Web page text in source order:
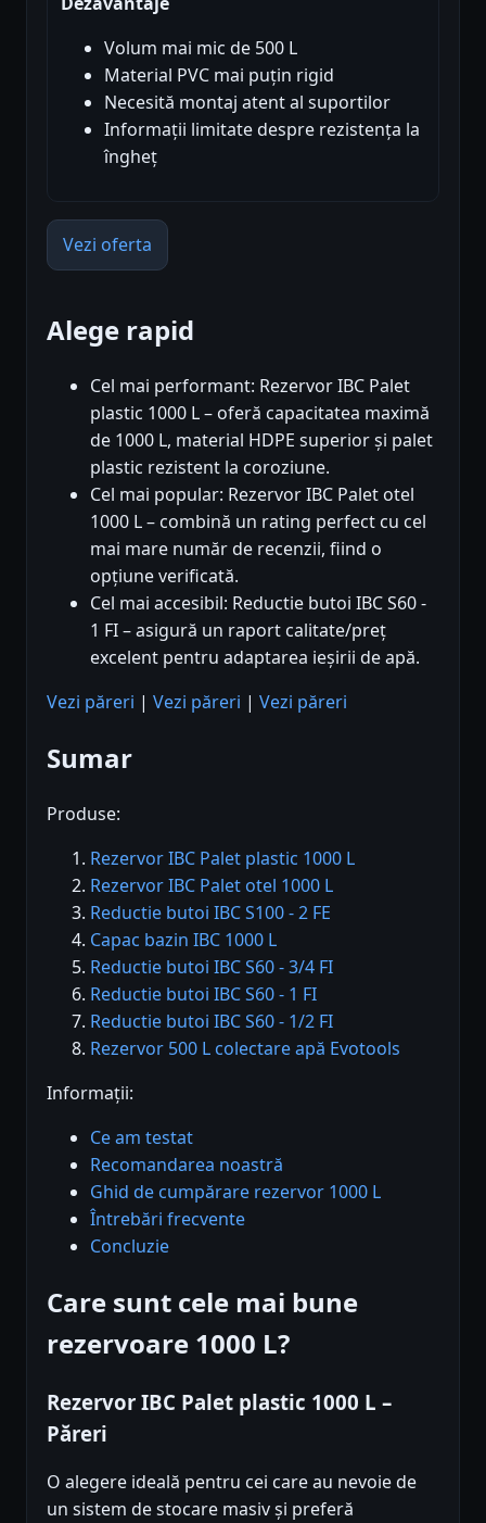
Volum mai mic de 500 L
Material PVC mai puțin rigid
Necesită montaj atent al suportilor
Informații limitate despre rezistența la
îngheț
Vezi oferta
Alege rapid
Cel mai performant: Rezervor IBC Palet
plastic 1000 L – oferă capacitatea maximă
de 1000 L, material HDPE superior și palet
plastic rezistent la coroziune.
Cel mai popular: Rezervor IBC Palet otel
1000 L – combină un rating perfect cu cel
mai mare număr de recenzii, fiind o
opțiune verificată.
Cel mai accesibil: Reductie butoi IBC S60 -
1 FI – asigură un raport calitate/preț
excelent pentru adaptarea ieșirii de apă.
Vezi păreri | Vezi păreri | Vezi păreri
Sumar
Produse:
Rezervor IBC Palet plastic 1000 L
Rezervor IBC Palet otel 1000 L
Reductie butoi IBC S100 - 2 FE
Capac bazin IBC 1000 L
Reductie butoi IBC S60 - 3/4 FI
Reductie butoi IBC S60 - 1 FI
Reductie butoi IBC S60 - 1/2 FI
Rezervor 500 L colectare apă Evotools
Informații:
Ce am testat
Recomandarea noastră
Ghid de cumpărare rezervor 1000 L
Întrebări frecvente
Concluzie
Care sunt cele mai bune
rezervoare 1000 L?
Rezervor IBC Palet plastic 1000 L –
Păreri
O alegere ideală pentru cei care au nevoie de
un sistem de stocare masiv și preferă